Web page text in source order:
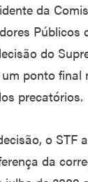
da
Públicos
do
ponto final
precatórios.
o STF
da